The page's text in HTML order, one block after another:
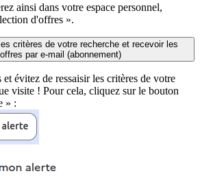
ainsi dans votre espace personnel,
d'offres ».
critères de votre recherche et recevoir les
offres par e-mail (abonnement)
évitez de ressaisir les critères de votre
visite ! Pour cela, cliquez sur le bouton
» :